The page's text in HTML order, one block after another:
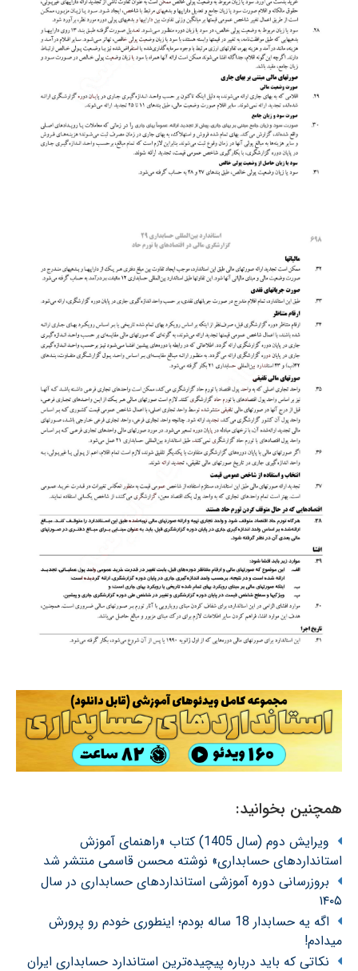
همچنین بخوانید:
ویرایش دوم (سال 1405) کتاب «راهنمای آموزش
استانداردهای حسابداری» نوشته محسن قاسمی منتشر شد
بروزرسانی دوره آموزشی استانداردهای حسابداری در سال
۱۴۰۵
اگه یه حسابدار 18 ساله بودم؛ اینطوری خودم رو پرورش
میدادم!
نکاتی که باید درباره پیچیده‌ترین استاندارد حسابداری ایران